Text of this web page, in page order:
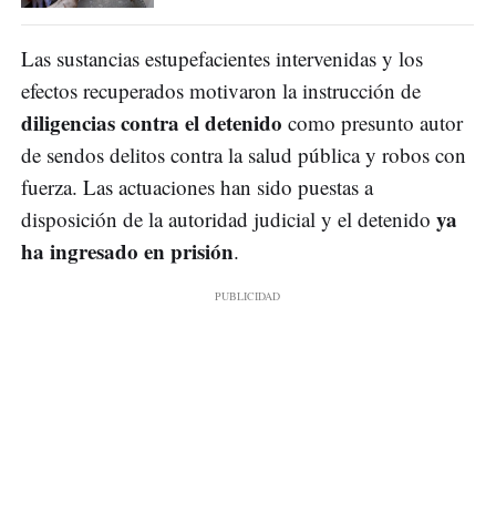
Las sustancias estupefacientes intervenidas y los
efectos recuperados motivaron la instrucción de
diligencias contra el detenido como presunto autor
de sendos delitos contra la salud pública y robos con
fuerza. Las actuaciones han sido puestas a
disposición de la autoridad judicial y el detenido ya
ha ingresado en prisión.